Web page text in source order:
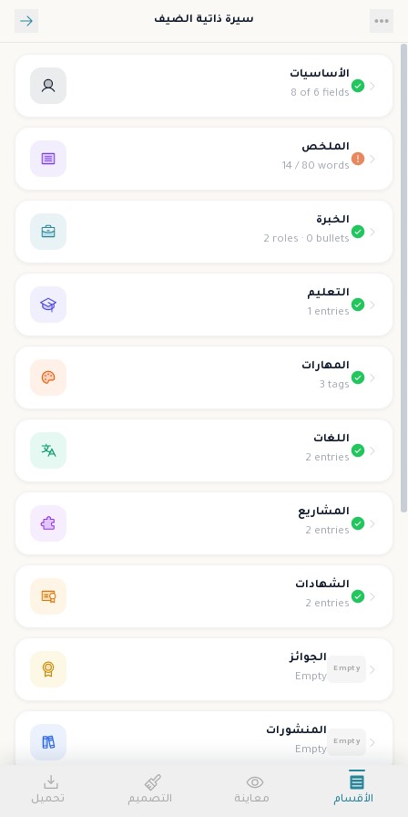
تخطي إلى المحتوى الرئيسيسيرة ذاتية الضيف
الأساسيات
8 of 6 fields
الملخص
14 / 80 words
الخبرة
2 roles · 0 bullets
التعليم
1 entries
المهارات
3 tags
اللغات
2 entries
المشاريع
2 entries
الشهادات
2 entries
الجوائز
Empty
Empty
المنشورات
Empty
Empty
الأقسام معاينة التصميم تحميل